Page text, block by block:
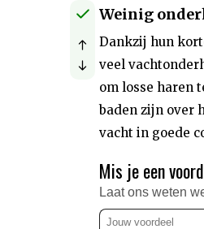
Weinig
Dankzij hun
veel
om losse haren
baden zijn over
vacht in goede
Mis je een
Laat ons weten